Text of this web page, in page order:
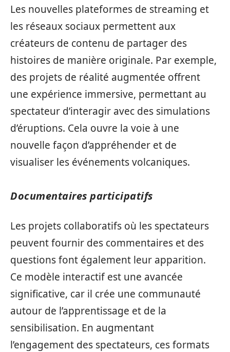
Les nouvelles plateformes de streaming et
les réseaux sociaux permettent aux
créateurs de contenu de partager des
histoires de manière originale. Par exemple,
des projets de réalité augmentée offrent
une expérience immersive, permettant au
spectateur d’interagir avec des simulations
d’éruptions. Cela ouvre la voie à une
nouvelle façon d’appréhender et de
visualiser les événements volcaniques.
Documentaires participatifs
Les projets collaboratifs où les spectateurs
peuvent fournir des commentaires et des
questions font également leur apparition.
Ce modèle interactif est une avancée
significative, car il crée une communauté
autour de l’apprentissage et de la
sensibilisation. En augmentant
l’engagement des spectateurs, ces formats